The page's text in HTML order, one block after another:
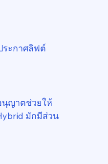
ระกาศลิฟต์
นุญาตช่วยให้
มักมีส่วน